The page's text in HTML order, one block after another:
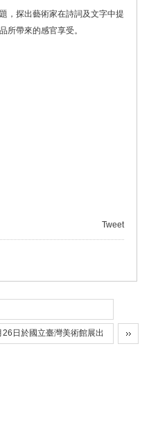
，探出藝術家在詩詞及文字中提
所帶來的感官享受。
Tweet
日於國立臺灣美術館展出